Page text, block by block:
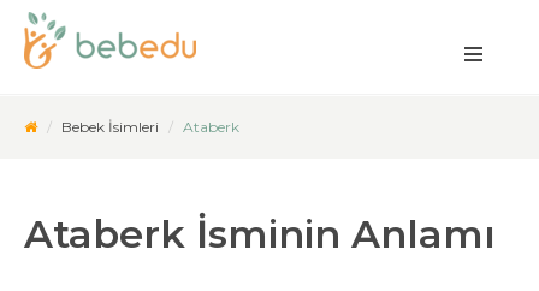
Bebek İsimleri Ataberk
Ataberk İsminin Anlamı